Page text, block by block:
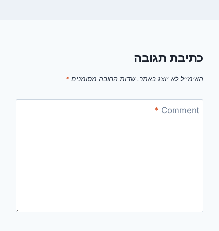
כתיבת תגובה
האימייל לא יוצג באתר. שדות החובה מסומנים *
Comment
*